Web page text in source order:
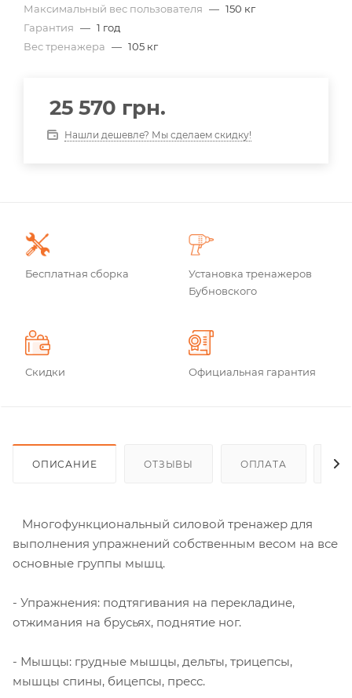
Максимальный вес пользователя — 150 кг
Гарантия — 1 год
Вес тренажера — 105 кг
25 570 грн.
Нашли дешевле? Мы сделаем скидку!
Бесплатная сборка
Установка тренажеров
Бубновского
Скидки Официальная гарантия
ОПИСАНИЕ ОТЗЫВЫ ОПЛАТА
Многофункциональный силовой тренажер для
выполнения упражнений собственным весом на все
основные группы мышц.
- Упражнения: подтягивания на перекладине,
отжимания на брусьях, поднятие ног.
- Мышцы: грудные мышцы, дельты, трицепсы,
мышцы спины, бицепсы, пресс.